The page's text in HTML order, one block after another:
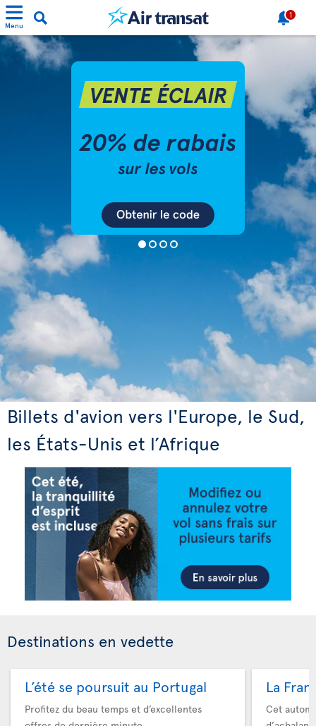
Menu
1
Billets d'avion vers l'Europe, le Sud,
les États-Unis et l’Afrique
Destinations en vedette
L’été se poursuit au Portugal
Profitez du beau temps et d’excellentes
La
Cet